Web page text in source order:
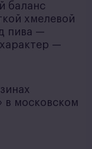
баланс
хмелевой
пива —
—
в московском